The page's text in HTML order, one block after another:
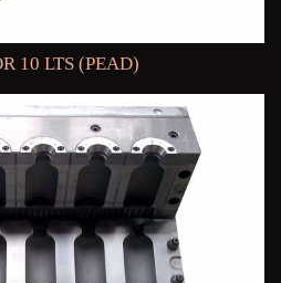
10 LTS (PEAD)